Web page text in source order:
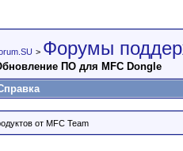
> Форумы
ПО для MFC Dongle
от MFC Team